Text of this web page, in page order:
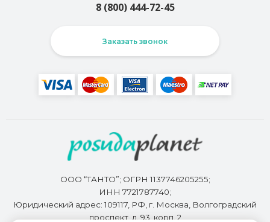
8 (800) 444-72-45
Заказать звонок
ООО “ТАНТО”; ОГРН 1137746205255;
ИНН 7721787740;
Юридический адрес: 109117, РФ, г. Москва, Волгоградский
проспект, д. 93, корп. 2